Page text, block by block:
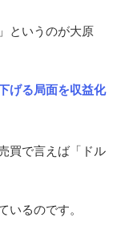
というのが大原
げる局面を収益化
買で言えば「ドル
るのです。